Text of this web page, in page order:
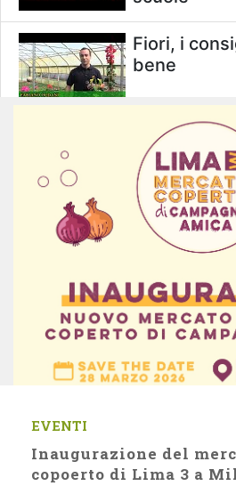
Fiori, i
bene
Oscar
dal Sole
Storie di
l’orto a
EVENTI
Inaugurazione del
copoerto di Lima 3 a